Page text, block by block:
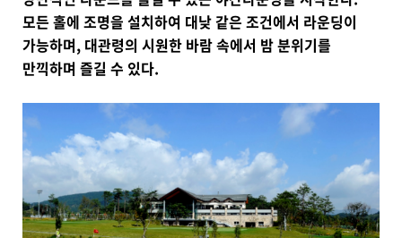
모든 홀에 조명을 설치하여 대낮 같은 조건에서 라운딩이
가능하며, 대관령의 시원한 바람 속에서 밤 분위기를
만끽하며 즐길 수 있다.